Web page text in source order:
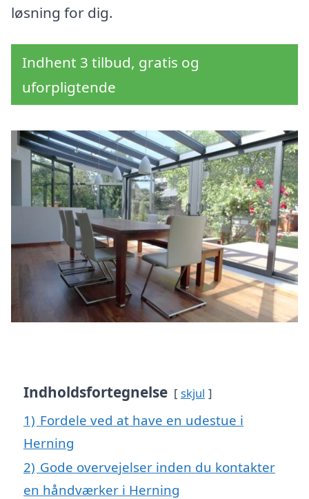
løsning for dig.
Indhent 3 tilbud, gratis og
uforpligtende
Indholdsfortegnelse skjul
1) Fordele ved at have en udestue i
Herning
2) Gode overvejelser inden du kontakter
en håndværker i Herning